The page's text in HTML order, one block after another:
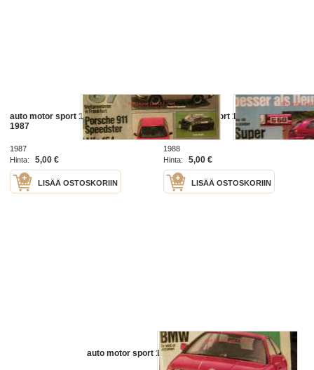
auto motor sport 19 september
1987
1987
Hinta:
5,00 €
LISÄÄ OSTOSKORIIN
auto motor sport 13 1988
1988
Hinta:
5,00 €
LISÄÄ OSTOSKORIIN
auto motor sport 16 1988